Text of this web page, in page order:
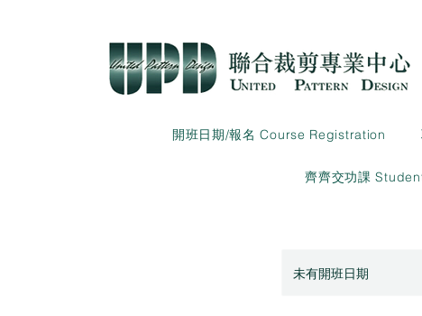
開班日期/報名 Course Registration
齊齊交功課
未有開班日期